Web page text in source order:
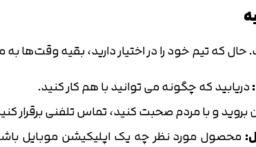
که تیم خود را در اختیار دارید، بقیه وقت‌ها
دریابید که چگونه می توانید با هم کار کنید.
بروید و با مردم صحبت کنید، تماس تلفنی برقرار
محصول مورد نظر چه یک اپلیکیشن موبایل